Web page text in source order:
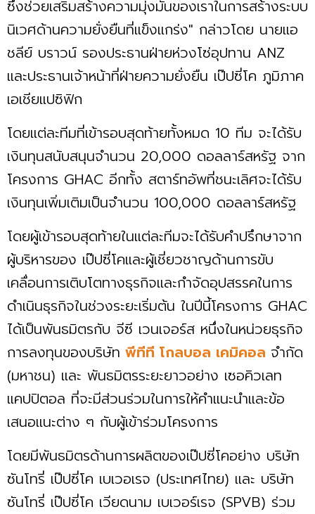
ซึ่งช่วยเสริมสร้างความมุ่งมั่นของเราในการสร้างระบบ
นิเวศด้านความยั่งยืนที่แข็งแกร่ง" กล่าวโดย นายแอ
ชลีย์ บราวน์ รองประธานฝ่ายห่วงโซ่อุปทาน ANZ
และประธานเจ้าหน้าที่ฝ่ายความยั่งยืน เป๊ปซี่โค ภูมิภาค
เอเชียแปซิฟิก
โดยแต่ละทีมที่เข้ารอบสุดท้ายทั้งหมด 10 ทีม จะได้รับ
เงินทุนสนับสนุนจำนวน 20,000 ดอลลาร์สหรัฐ จาก
โครงการ GHAC อีกทั้ง สตาร์ทอัพที่ชนะเลิศจะได้รับ
เงินทุนเพิ่มเติมเป็นจำนวน 100,000 ดอลลาร์สหรัฐ
โดยผู้เข้ารอบสุดท้ายในแต่ละทีมจะได้รับคำปรึกษาจาก
ผู้บริหารของ เป๊ปซี่โคและผู้เชี่ยวชาญด้านการขับ
เคลื่อนการเติบโตทางธุรกิจและกำจัดอุปสรรคในการ
ดำเนินธุรกิจในช่วงระยะเริ่มต้น ในปีนี้โครงการ GHAC
ได้เป็นพันธมิตรกับ จีซี เวนเจอร์ส หนึ่งในหน่วยธุรกิจ
การลงทุนของบริษัท พีทีที โกลบอล เคมิคอล จำกัด
(มหาชน) และ พันธมิตรระยะยาวอย่าง เซอคิวเลท
แคปปิตอล ที่จะมีส่วนร่วมในการให้คำแนะนำและข้อ
เสนอแนะต่าง ๆ กับผู้เข้าร่วมโครงการ
โดยมีพันธมิตรด้านการผลิตของเป๊ปซี่โคอย่าง บริษัท
ซันโทรี่ เป๊ปซี่โค เบเวอเรจ (ประเทศไทย) และ บริษัท
ซันโทรี่ เป๊ปซี่โค เวียดนาม เบเวอร์เรจ (SPVB) ร่วม